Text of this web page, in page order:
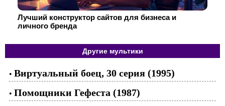
Лучший конструктор сайтов для бизнеса и
личного бренда
Другие мультики
• Виртуальный боец, 30 серия (1995)
• Помощники Гефеста (1987)